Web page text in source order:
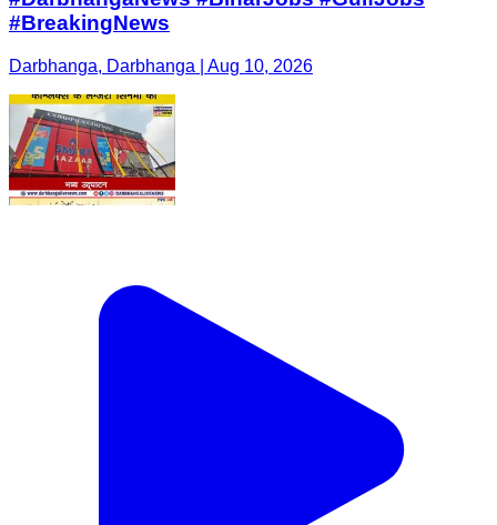
#BreakingNews
Darbhanga, Darbhanga | Aug 10, 2026